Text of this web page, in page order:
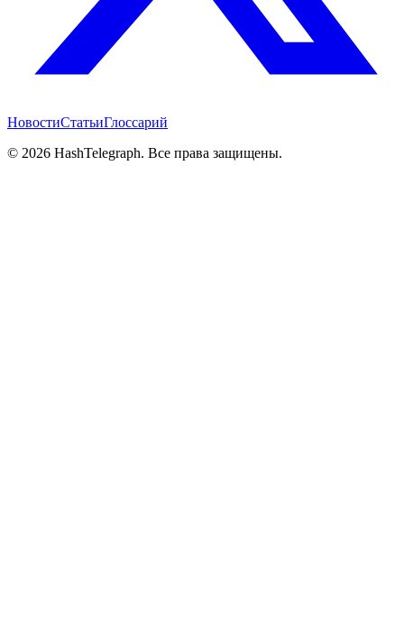
НовостиСтатьиГлоссарий
© 2026 HashTelegraph. Все права защищены.